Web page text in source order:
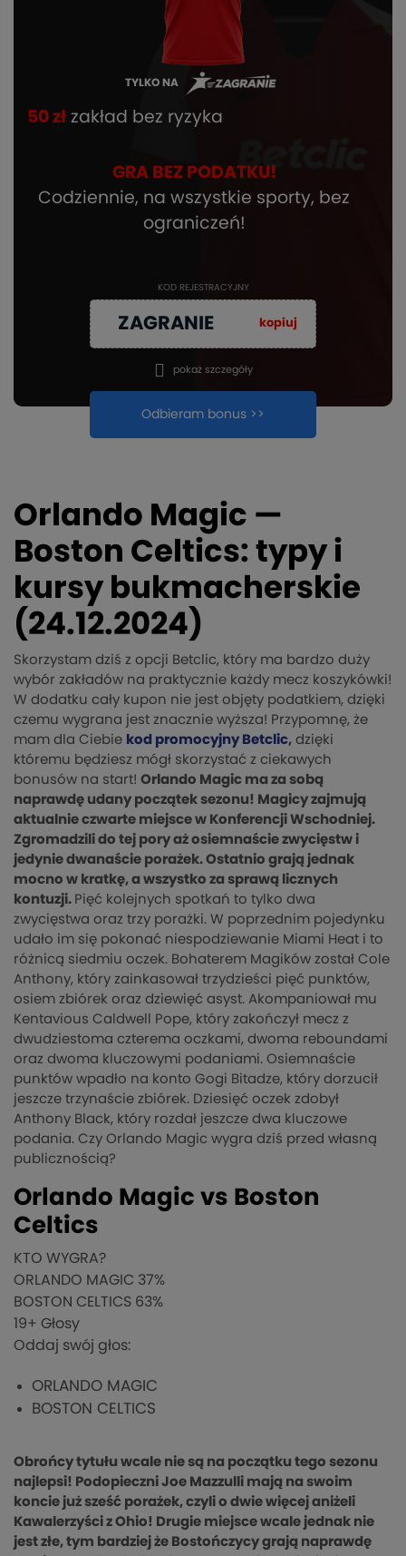
TYLKO NA
50 zł zakład bez ryzyka
GRA BEZ PODATKU!
Codziennie, na wszystkie sporty, bez
ograniczeń!
KOD REJESTRACYJNY
ZAGRANIE kopiuj
Odbieram bonus >>
pokaż szczegóły
Orlando Magic —
Boston Celtics: typy i
kursy bukmacherskie
(24.12.2024)
Skorzystam dziś z opcji Betclic, który ma bardzo duży
wybór zakładów na praktycznie każdy mecz koszykówki!
W dodatku cały kupon nie jest objęty podatkiem, dzięki
czemu wygrana jest znacznie wyższa! Przypomnę, że
mam dla Ciebie kod promocyjny Betclic, dzięki
któremu będziesz mógł skorzystać z ciekawych
bonusów na start! Orlando Magic ma za sobą
naprawdę udany początek sezonu! Magicy zajmują
aktualnie czwarte miejsce w Konferencji Wschodniej.
Zgromadzili do tej pory aż osiemnaście zwycięstw i
jedynie dwanaście porażek. Ostatnio grają jednak
mocno w kratkę, a wszystko za sprawą licznych
kontuzji. Pięć kolejnych spotkań to tylko dwa
zwycięstwa oraz trzy porażki. W poprzednim pojedynku
udało im się pokonać niespodziewanie Miami Heat i to
różnicą siedmiu oczek. Bohaterem Magików został Cole
Anthony, który zainkasował trzydzieści pięć punktów,
osiem zbiórek oraz dziewięć asyst. Akompaniował mu
Kentavious Caldwell Pope, który zakończył mecz z
dwudziestoma czterema oczkami, dwoma reboundami
oraz dwoma kluczowymi podaniami. Osiemnaście
punktów wpadło na konto Gogi Bitadze, który dorzucił
jeszcze trzynaście zbiórek. Dziesięć oczek zdobył
Anthony Black, który rozdał jeszcze dwa kluczowe
podania. Czy Orlando Magic wygra dziś przed własną
publicznością?
Orlando Magic vs Boston
Celtics
KTO WYGRA?
ORLANDO MAGIC 37%
BOSTON CELTICS 63%
19+ Głosy
Oddaj swój głos:
ORLANDO MAGIC
BOSTON CELTICS
Obrońcy tytułu wcale nie są na początku tego sezonu
najlepsi! Podopieczni Joe Mazzulli mają na swoim
koncie już sześć porażek, czyli o dwie więcej aniżeli
Kawalerzyści z Ohio! Drugie miejsce wcale jednak nie
jest złe, tym bardziej że Bostończycy grają naprawdę